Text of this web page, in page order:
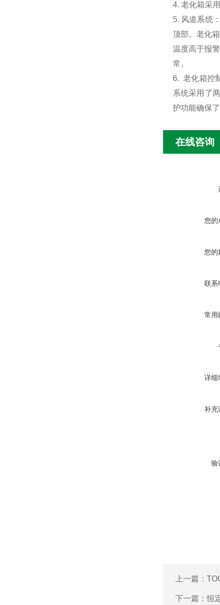
4. 老化箱采
5. 风道系统
顶部。老化
温度高于报
常。
6. 老化箱控
系统采用了
护功能确保
在线咨询
您的
您的
联系
常用
详细
补充
验
上一篇：
下一篇：恒